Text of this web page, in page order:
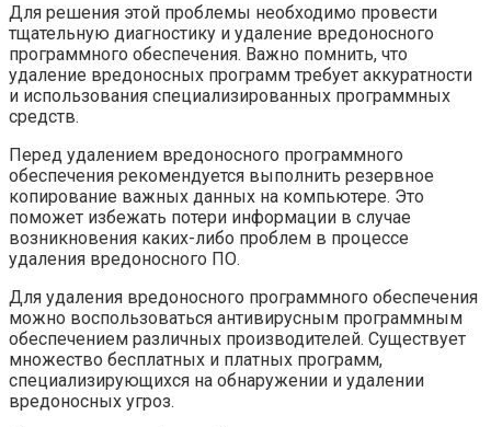
Для решения этой проблемы необходимо провести
тщательную диагностику и удаление вредоносного
программного обеспечения. Важно помнить, что
удаление вредоносных программ требует аккуратности
и использования специализированных программных
средств.
Перед удалением вредоносного программного
обеспечения рекомендуется выполнить резервное
копирование важных данных на компьютере. Это
поможет избежать потери информации в случае
возникновения каких-либо проблем в процессе
удаления вредоносного ПО.
Для удаления вредоносного программного обеспечения
можно воспользоваться антивирусным программным
обеспечением различных производителей. Существует
множество бесплатных и платных программ,
специализирующихся на обнаружении и удалении
вредоносных угроз.